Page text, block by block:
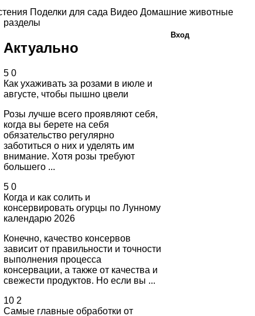
Поделки для сада Видео Домашние животные
разделы
Актуально
5 0
Как ухаживать за розами в июле и
августе, чтобы пышно цвели
Розы лучше всего проявляют себя,
когда вы берете на себя
обязательство регулярно
заботиться о них и уделять им
внимание. Хотя розы требуют
большего ...
5 0
Когда и как солить и
консервировать огурцы по Лунному
календарю 2026
Конечно, качество консервов
зависит от правильности и точности
выполнения процесса
консервации, а также от качества и
свежести продуктов. Но если вы ...
10 2
Самые главные обработки от
Вход